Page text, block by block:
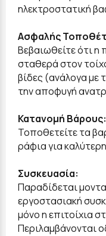
ηλεκτροστατική
Ασφαλής
Βεβαιωθείτε ότι
σταθερά στον
βίδες (ανάλογα με
την αποφυγή
Κατανομή Βάρους:
Τοποθετείτε τα
ράφια για
Συσκευασία:
Παραδίδεται
εργοστασιακή
μόνο η επιτοίχια
Περιλαμβάνονται